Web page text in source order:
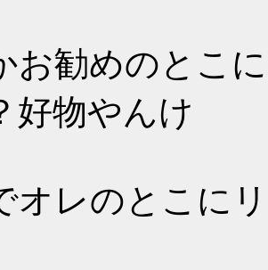
お勧めのとこ
好物やんけ
オレのとこに